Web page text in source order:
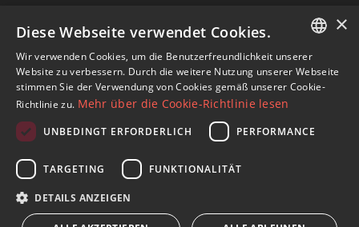
Tel:+34 952 765 138
Mob:+34 601 636 766
Whatsapp:+34 952 765 138
info@dmproperties.com
© Copyright 1989 - 2026 Diana Morales Properties Knight
Frank ·Bedingungen für die Nutzung der Website· Webdesign
ENGLISH
SPANISH
×
Diese Webseite verwendet Cookies.
Wir verwenden Cookies, um die Benutzerfreundlichkeit unserer
Website zu verbessern. Durch die weitere Nutzung unserer Webseite
stimmen Sie der Verwendung von Cookies gemäß unserer Cookie-
Richtlinie zu. Mehr über die Cookie-Richtlinie lesen
UNBEDINGT ERFORDERLICH PERFORMANCE
TARGETING FUNKTIONALITÄT
DETAILS ANZEIGEN